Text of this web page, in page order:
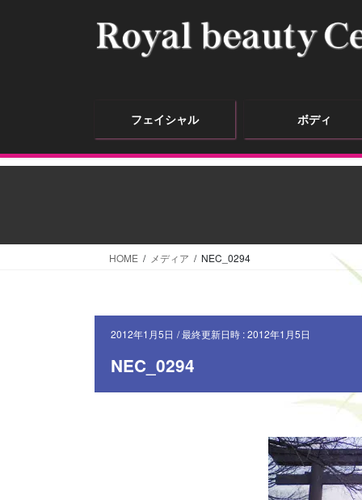
フェイシャル ボディ
HOME メディア NEC_0294
2012年1月5日 / 最終更新日時 :2012年1月5日
NEC_0294